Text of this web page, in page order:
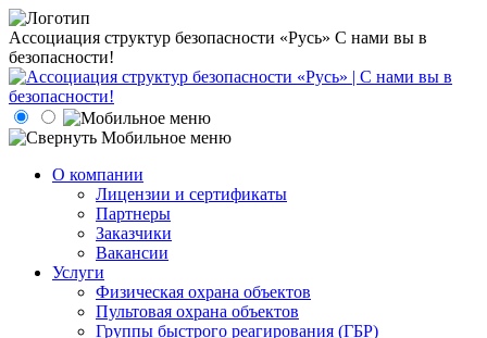
Ассоциация структур безопасности «Русь» С нами вы в
безопасности!
О компании
Лицензии и сертификаты
Партнеры
Заказчики
Вакансии
Услуги
Физическая охрана объектов
Пультовая охрана объектов
Группы быстрого реагирования (ГБР)